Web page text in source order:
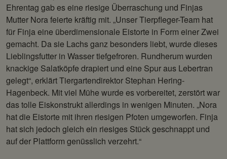
Ehrentag gab es eine riesige Überraschung und Finjas
Mutter Nora feierte kräftig mit. „Unser Tierpfleger-Team hat
für Finja eine überdimensionale Eistorte in Form einer Zwei
gemacht. Da sie Lachs ganz besonders liebt, wurde dieses
Lieblingsfutter in Wasser tiefgefroren. Rundherum wurden
knackige Salatköpfe drapiert und eine Spur aus Lebertran
gelegt“, erklärt Tiergartendirektor Stephan Hering-
Hagenbeck. Mit viel Mühe wurde es vorbereitet, zerstört war
das tolle Eiskonstrukt allerdings in wenigen Minuten. „Nora
hat die Eistorte mit ihren riesigen Pfoten umgeworfen. Finja
hat sich jedoch gleich ein riesiges Stück geschnappt und
auf der Plattform genüsslich verzehrt.“